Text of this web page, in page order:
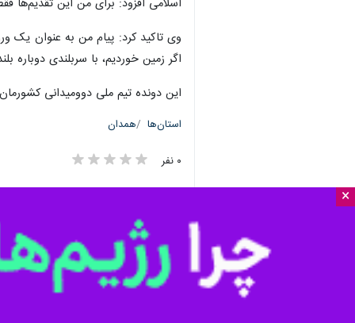
×
اسلامی افزود: برای من این
وی تاکید کرد: پیام من به عنوان یک
اگر زمین خوردیم، با سربلندی دوباره
این دونده تیم ملی دوومیدانی
استان‌ها همدان
۰ نفر
شهر همدان